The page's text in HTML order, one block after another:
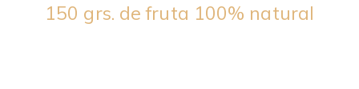
150 grs. de fruta 100% natural